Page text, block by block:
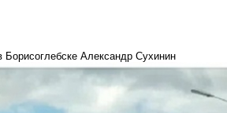
Александр Сухинин